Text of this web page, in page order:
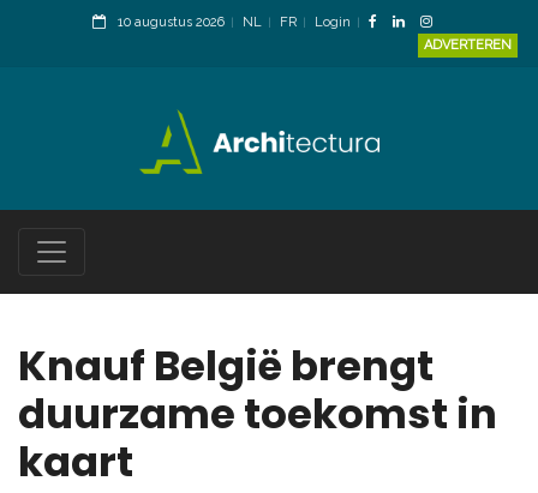
10 augustus 2026 NL FR
Login
ADVERTEREN
Knauf België brengt
duurzame toekomst in
kaart